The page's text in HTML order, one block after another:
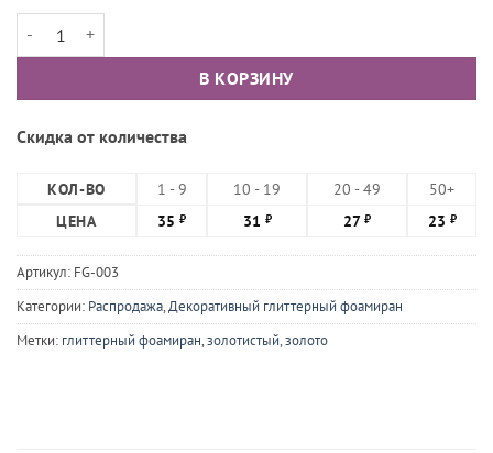
В КОРЗИНУ
Скидка от количества
КОЛ-ВО 1 - 9 10 - 19 20 - 49
50+
ЦЕНА
35 ₽ 31 ₽ 27 ₽ 23 ₽
Артикул: FG-003
Категории: Распродажа,Декоративный глиттерный фоамиран
Метки: глиттерный фоамиран,золотистый,золото